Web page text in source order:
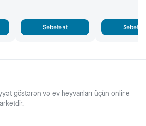
Səbətə at Səbətə
göstərən və ev heyvanları üçün online